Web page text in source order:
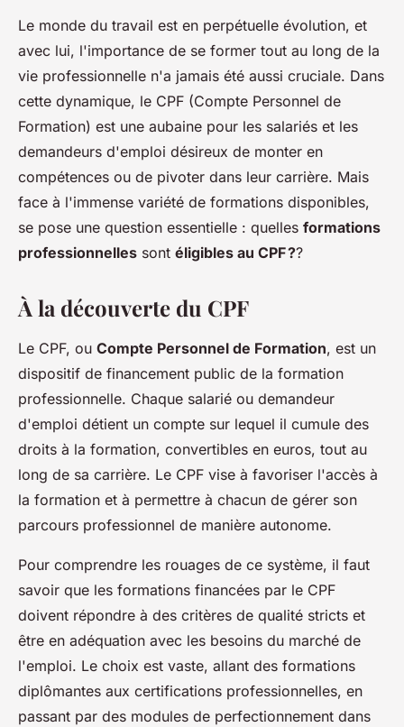
Le monde du travail est en perpétuelle évolution, et
avec lui, l'importance de se former tout au long de la
vie professionnelle n'a jamais été aussi cruciale. Dans
cette dynamique, le CPF (Compte Personnel de
Formation) est une aubaine pour les salariés et les
demandeurs d'emploi désireux de monter en
compétences ou de pivoter dans leur carrière. Mais
face à l'immense variété de formations disponibles,
se pose une question essentielle : quelles formations
professionnelles sont éligibles au CPF ??
À la découverte du CPF
Le CPF, ou Compte Personnel de Formation, est un
dispositif de financement public de la formation
professionnelle. Chaque salarié ou demandeur
d'emploi détient un compte sur lequel il cumule des
droits à la formation, convertibles en euros, tout au
long de sa carrière. Le CPF vise à favoriser l'accès à
la formation et à permettre à chacun de gérer son
parcours professionnel de manière autonome.
Pour comprendre les rouages de ce système, il faut
savoir que les formations financées par le CPF
doivent répondre à des critères de qualité stricts et
être en adéquation avec les besoins du marché de
l'emploi. Le choix est vaste, allant des formations
diplômantes aux certifications professionnelles, en
passant par des modules de perfectionnement dans